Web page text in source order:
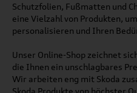
Schutzfolien, Fußmatten und
eine Vielzahl von Produkten,
personalisieren und Ihren
Unser Online-Shop zeichnet
die Ihnen ein unschlagbares
Wir arbeiten eng mit Skoda
Skoda Produkte von höchster